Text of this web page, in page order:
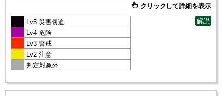
クリックして詳細を表示
Lv5 災害切迫
Lv4 危険
Lv3 警戒
Lv2 注意
判定対象外
解説